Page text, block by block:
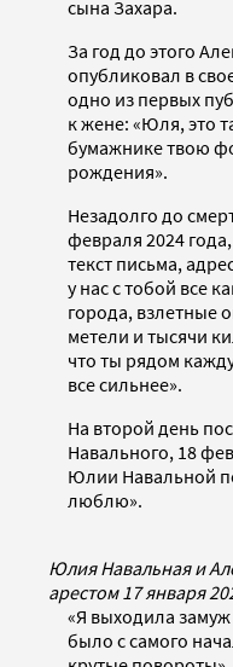
сына Захара.
За год до этого
опубликовал в
одно из первых
к жене: «Юля, это
бумажнике твою
рождения».
Незадолго до
февраля 2024
текст письма,
у нас с тобой все
города, взлетные
метели и тысячи
что ты рядом
все сильнее».
На второй день
Навального, 18
Юлии Навальной
люблю».
Юлия Навальная и
арестом 17 января
«Я выходила
было с самого